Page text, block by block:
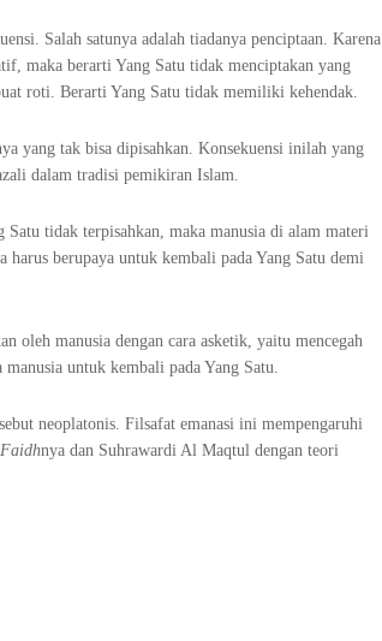
Salah satunya adalah tiadanya penciptaan. Karena
maka berarti Yang Satu tidak menciptakan yang
roti. Berarti Yang Satu tidak memiliki kehendak.
yang tak bisa dipisahkan. Konsekuensi inilah yang
dalam tradisi pemikiran Islam.
Satu tidak terpisahkan, maka manusia di alam materi
harus berupaya untuk kembali pada Yang Satu demi
oleh manusia dengan cara asketik, yaitu mencegah
untuk kembali pada Yang Satu.
neoplatonis. Filsafat emanasi ini mempengaruhi
nya dan Suhrawardi Al Maqtul dengan teori